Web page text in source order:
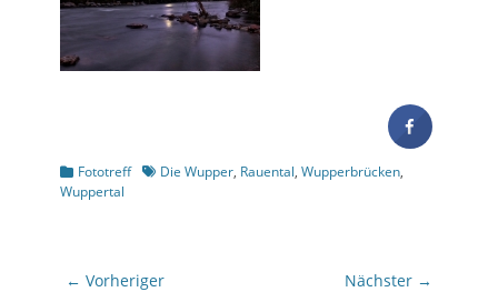
Kategorien
Fototreff Schlagworte
Die Wupper, Rauental, Wupperbrücken,
Wuppertal
Beitragsnavigation
← Vorheriger
Nächster →